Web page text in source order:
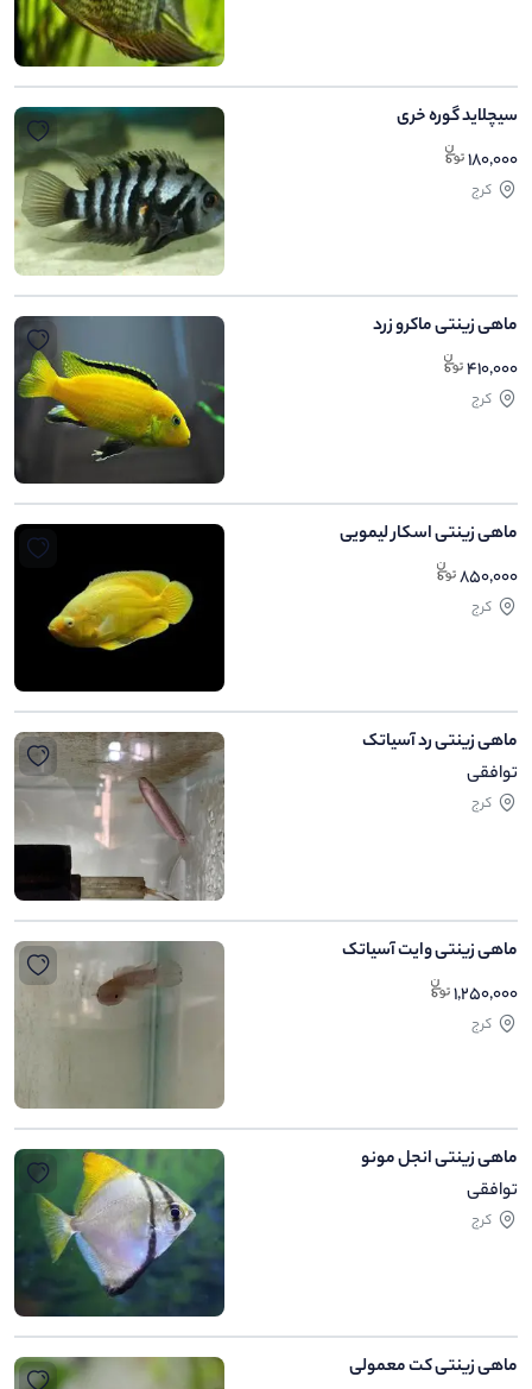
سیچلاید گوره خری
180,000
کرج
ماهی زینتی ماکرو زرد
410,000
کرج
ماهی زینتی اسکار لیمویی
850,000
کرج
ماهی زینتی رد آسیاتک
توافقی
کرج
ماهی زینتی وایت آسیاتک
1,250,000
کرج
ماهی زینتی انجل مونو
توافقی
کرج
ماهی زینتی کت معمولی